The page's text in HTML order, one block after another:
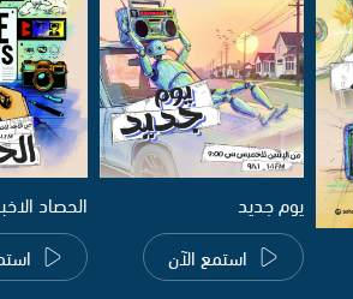
يوم جديد
استمع الآن
الحصاد